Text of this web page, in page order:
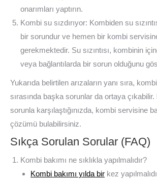
onarımları yaptırın.
Kombi su sızdırıyor: Kombiden su
bir sorundur ve hemen bir kombi
gerekmektedir. Su sızıntısı, kombinin
veya bağlantılarda bir sorun olduğunu
Yukarıda belirtilen arızaların yanı sıra,
sırasında başka sorunlar da ortaya
sorunla karşılaştığınızda, kombi servisine
çözümü bulabilirsiniz.
Sıkça Sorulan Sorular (FAQ)
Kombi bakımı ne sıklıkla yapılmalıdır?
Kombi bakımı yılda bir kez